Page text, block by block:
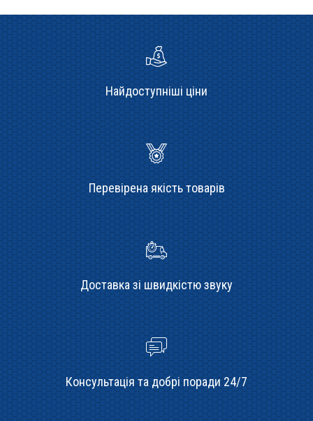
Найдоступніші ціни
Перевірена якість товарів
Доставка зі швидкістю звуку
Консультація та добрі поради 24/7